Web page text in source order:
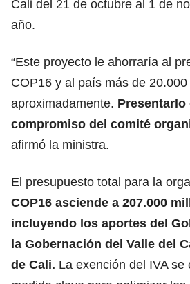
Cali del 21 de octubre al 1 de
año.
“Este proyecto le ahorraría al
COP16 y al país más de
aproximadamente. Presentarlo
compromiso del comité
afirmó la ministra.
El presupuesto total para la
COP16 asciende a 207.000
incluyendo los aportes del
la Gobernación del Valle del
de Cali. La exención del IVA se